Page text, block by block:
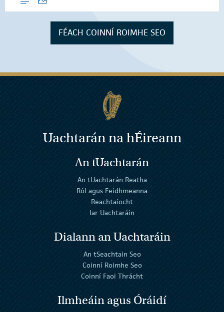
FÉACH COINNÍ ROIMHE SEO
Uachtarán nahÉireann
An tUachtarán
An tUachtarán Reatha
Ról agus Feidhmeanna
Reachtaíocht
Iar Uachtaráin
Dialann an Uachtaráin
An tSeachtain Seo
Coinní Roimhe Seo
Coinní Faoi Thrácht
Ilmheáin agus Óráidí